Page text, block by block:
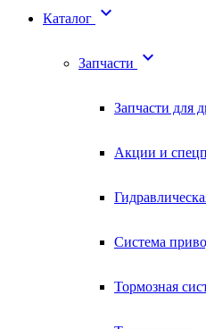
Каталог 
Запчасти 
Запчасти для
Акции и
Система
Тормозная